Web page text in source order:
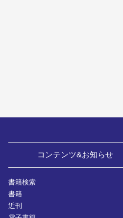
コンテンツ&お知らせ
書籍検索
書籍
近刊